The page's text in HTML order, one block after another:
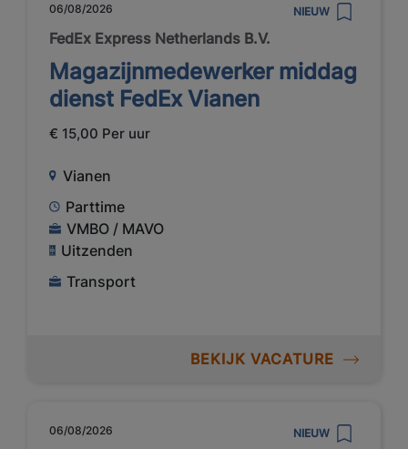
06/08/2026 NIEUW
FedEx Express Netherlands B.V.
Magazijnmedewerker middag
dienst FedEx Vianen
€ 15,00 Per uur
Vianen
Parttime
VMBO / MAVO
Uitzenden
Transport
BEKIJK VACATURE
06/08/2026 NIEUW